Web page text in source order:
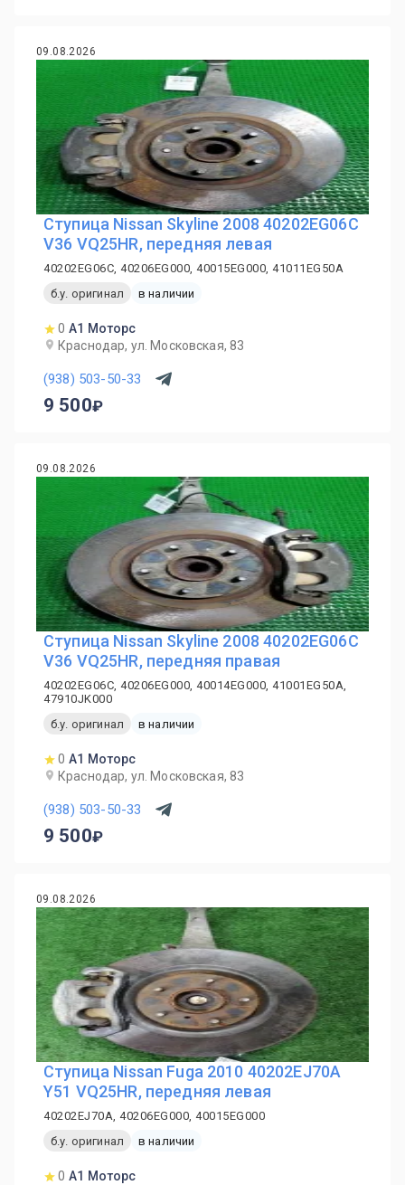
09.08.2026
Ступица Nissan Skyline 2008 40202EG06C
V36 VQ25HR, передняя левая
40202EG06C, 40206EG000, 40015EG000, 41011EG50A
б.у. оригинал
в наличии
0 А1 Моторс
Краснодар, ул. Московская, 83
(938) 503-50-33
9 500
09.08.2026
Ступица Nissan Skyline 2008 40202EG06C
V36 VQ25HR, передняя правая
40202EG06C, 40206EG000, 40014EG000, 41001EG50A,
47910JK000
б.у. оригинал
в наличии
0 А1 Моторс
Краснодар, ул. Московская, 83
(938) 503-50-33
9 500
09.08.2026
Ступица Nissan Fuga 2010 40202EJ70A
Y51 VQ25HR, передняя левая
40202EJ70A, 40206EG000, 40015EG000
б.у. оригинал
в наличии
0 А1 Моторс